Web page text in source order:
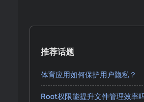
推荐话题
体育应用如何保护用户隐私？
Root权限能提升文件管理效率